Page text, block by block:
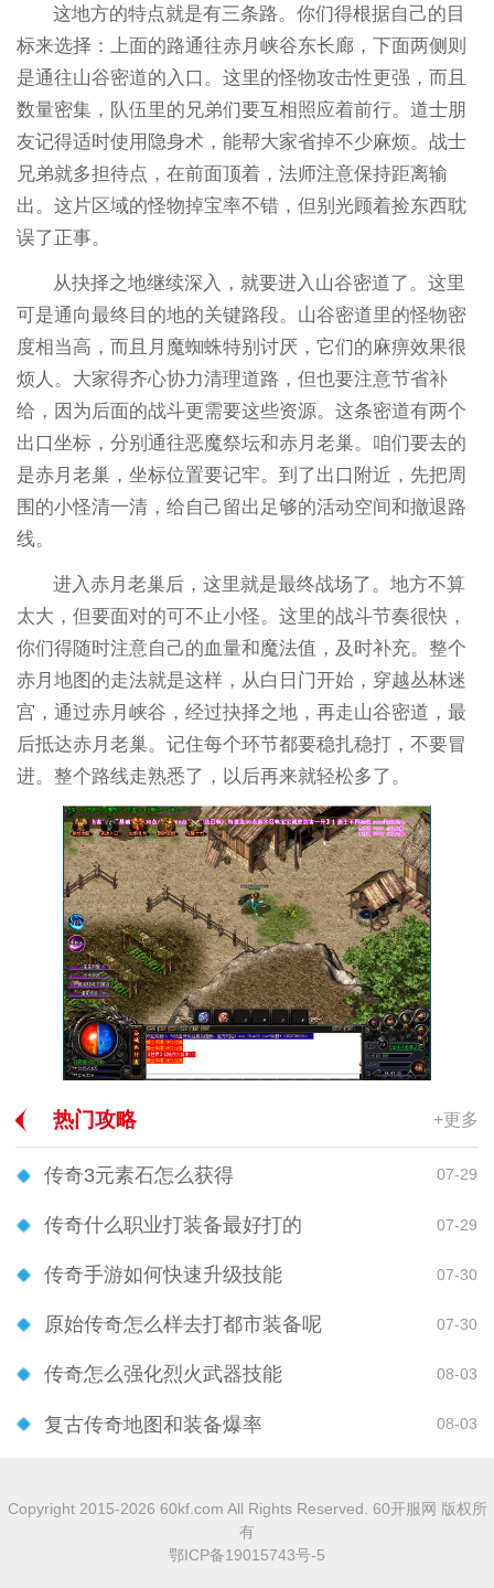
这地方的特点就是有三条路。你们得根据自己的目
标来选择：上面的路通往赤月峡谷东长廊，下面两侧则
是通往山谷密道的入口。这里的怪物攻击性更强，而且
数量密集，队伍里的兄弟们要互相照应着前行。道士朋
友记得适时使用隐身术，能帮大家省掉不少麻烦。战士
兄弟就多担待点，在前面顶着，法师注意保持距离输
出。这片区域的怪物掉宝率不错，但别光顾着捡东西耽
误了正事。
从抉择之地继续深入，就要进入山谷密道了。这里
可是通向最终目的地的关键路段。山谷密道里的怪物密
度相当高，而且月魔蜘蛛特别讨厌，它们的麻痹效果很
烦人。大家得齐心协力清理道路，但也要注意节省补
给，因为后面的战斗更需要这些资源。这条密道有两个
出口坐标，分别通往恶魔祭坛和赤月老巢。咱们要去的
是赤月老巢，坐标位置要记牢。到了出口附近，先把周
围的小怪清一清，给自己留出足够的活动空间和撤退路
线。
进入赤月老巢后，这里就是最终战场了。地方不算
太大，但要面对的可不止小怪。这里的战斗节奏很快，
你们得随时注意自己的血量和魔法值，及时补充。整个
赤月地图的走法就是这样，从白日门开始，穿越丛林迷
宫，通过赤月峡谷，经过抉择之地，再走山谷密道，最
后抵达赤月老巢。记住每个环节都要稳扎稳打，不要冒
进。整个路线走熟悉了，以后再来就轻松多了。
热门攻略 +更多
传奇3元素石怎么获得 07-29
传奇什么职业打装备最好打的 07-29
传奇手游如何快速升级技能 07-30
原始传奇怎么样去打都市装备呢 07-30
传奇怎么强化烈火武器技能 08-03
复古传奇地图和装备爆率 08-03
Copyright 2015-2026 60kf.com All Rights Reserved. 60开服网 版权所
有
鄂ICP备19015743号-5